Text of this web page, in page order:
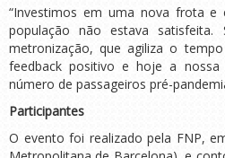
“Investimos em uma nova frota
população não estava satisfeita.
metronização, que agiliza o
feedback positivo e hoje a nossa
número de passageiros pré-
Participantes
O evento foi realizado pela FNP,